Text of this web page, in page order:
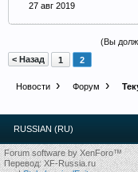
27 авг 2019
(Вы
< Назад
1 2
Новости Форум
RUSSIAN (RU)
Forum software by XenForo™
Перевод:XF-Russia.ru